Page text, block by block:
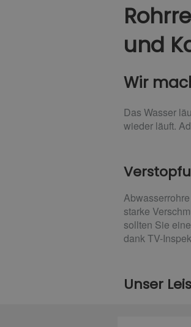
und
Wir
Das Wasser
wieder läuft.
starke
sollten Sie
dank TV-
Unser